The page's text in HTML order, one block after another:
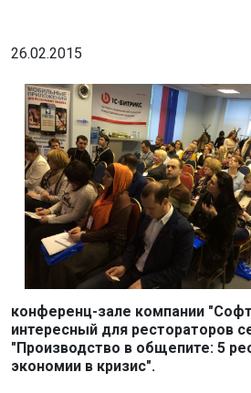
26.02.2015
конференц-зале компании
интересный для рестораторов
"Производство в общепите: 5
экономии в кризис".